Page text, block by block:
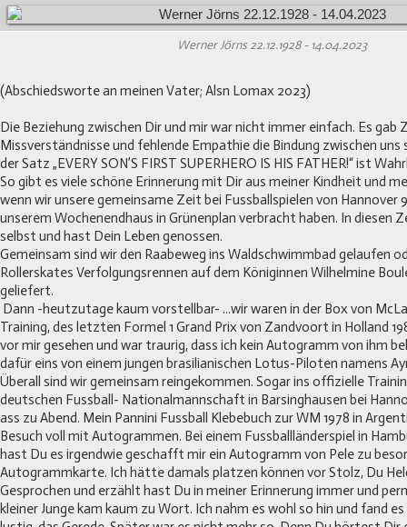
Werner Jörns 22.12.1928 - 14.04.2023
(Abschiedsworte an meinen Vater; Alsn Lomax 2023)
Die Beziehung zwischen Dir und mir war nicht immer einfach. Es gab
Missverständnisse und fehlende Empathie die Bindung zwischen
der Satz „EVERY SON’S FIRST SUPERHERO IS HIS FATHER!“ ist
So gibt es viele schöne Erinnerung mit Dir aus meiner Kindheit und
wenn wir unsere gemeinsame Zeit bei Fussballspielen von Hannover
unserem Wochenendhaus in Grünenplan verbracht haben. In diesen
selbst und hast Dein Leben genossen.
Gemeinsam sind wir den Raabeweg ins Waldschwimmbad gelaufen
Rollerskates Verfolgungsrennen auf dem Königinnen Wilhelmine
geliefert.
Dann -heutzutage kaum vorstellbar- ...wir waren in der Box von
Training, des letzten Formel 1 Grand Prix von Zandvoort in Holland
vor mir gesehen und war traurig, dass ich kein Autogramm von ihm
dafür eins von einem jungen brasilianischen Lotus-Piloten namens
Überall sind wir gemeinsam reingekommen. Sogar ins offizielle
deutschen Fussball- Nationalmannschaft in Barsinghausen bei
ass zu Abend. Mein Pannini Fussball Klebebuch zur WM 1978 in
Besuch voll mit Autogrammen. Bei einem Fussballländerspiel in
hast Du es irgendwie geschafft mir ein Autogramm von Pele zu
Autogrammkarte. Ich hätte damals platzen können vor Stolz, Du
Gesprochen und erzählt hast Du in meiner Erinnerung immer und
kleiner Junge kam kaum zu Wort. Ich nahm es wohl so hin und fand